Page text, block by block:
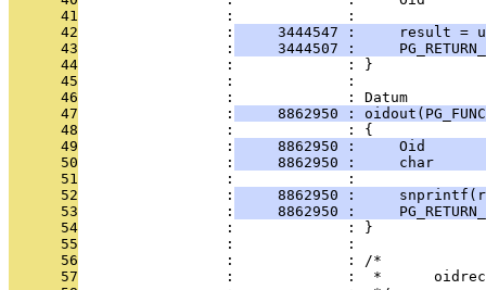
      41
                 :             :
      42
                 :
3444547 :     result =
      43
                 :
3444507 :
      44
                 :             : }
      45
                 :             :
      46
                 :             : Datum
      47
                 :
8862950 :
      48
                 :             : {
      49
                 :
8862950 :     Oid
      50
                 :
8862950 :     char
      51
                 :             :
      52
                 :
8862950 :
      53
                 :
8862950 :
      54
                 :             : }
      55
                 :             :
      56
                 :             : /*
      57
:             :  *